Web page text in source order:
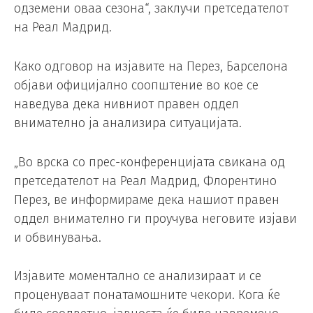
одземени оваа сезона“, заклучи претседателот
на Реал Мадрид.
Како одговор на изјавите на Перез, Барселона
објави официјално соопштение во кое се
наведува дека нивниот правен оддел
внимателно ја анализира ситуацијата.
„Во врска со прес-конференцијата свикана од
претседателот на Реал Мадрид, Флорентино
Перез, ве информираме дека нашиот правен
оддел внимателно ги проучува неговите изјави
и обвинувања.
Изјавите моментално се анализираат и се
проценуваат понатамошните чекори. Кога ќе